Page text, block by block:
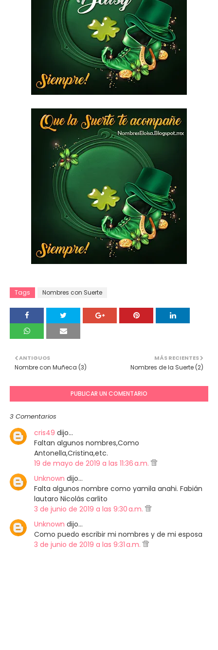
Tags Nombres con Suerte
MÁS RECIENTES
Nombres de la Suerte (2)
ANTIGUOS
Nombre con Muñeca (3)
PUBLICAR UN COMENTARIO
3 Comentarios
cris49 dijo…
Faltan algunos nombres,Como
Antonella,Cristina,etc.
19 de mayo de 2019 a las 11:36 a.m.
Unknown dijo…
Falta algunos nombre como yamila anahi. Fabián
lautaro Nicolás carlito
3 de junio de 2019 a las 9:30 a.m.
Unknown dijo…
Como puedo escribir mi nombres y de mi esposa
3 de junio de 2019 a las 9:31 a.m.